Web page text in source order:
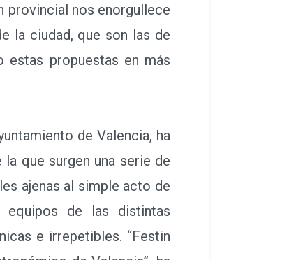
provincial nos enorgullece
la ciudad, que son las de
estas propuestas en más
de Valencia, ha
que surgen una serie de
ajenas al simple acto de
equipos de las distintas
e irrepetibles. “Festin